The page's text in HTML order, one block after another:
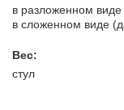
в разложенном
в сложенном виде
Вес:
стул